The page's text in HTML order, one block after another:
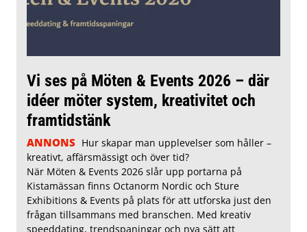
Vi ses på Möten & Events 2026 – där
idéer möter system, kreativitet och
framtidstänk
ANNONS Hur skapar man upplevelser som håller –
kreativt, affärsmässigt och över tid?
När Möten & Events 2026 slår upp portarna på
Kistamässan finns Octanorm Nordic och Sture
Exhibitions & Events på plats för att utforska just den
frågan tillsammans med branschen. Med kreativ
speeddating, trendspaningar och nya sätt att